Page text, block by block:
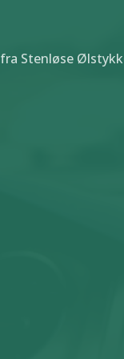
Stenløse